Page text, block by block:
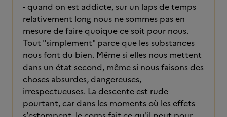
- quand on est addicte, sur un laps de temps
relativement long nous ne sommes pas en
mesure de faire quoique ce soit pour nous.
Tout "simplement" parce que les substances
nous font du bien. Même si elles nous mettent
dans un état second, même si nous faisons des
choses absurdes, dangereuses,
irrespectueuses. La descente est rude
pourtant, car dans les moments où les effets